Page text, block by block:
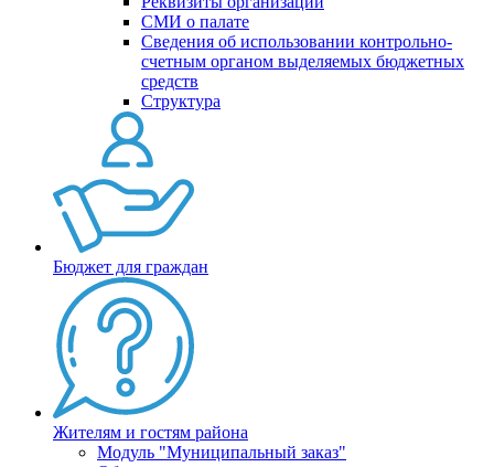
СМИ о палате
Сведения об использовании контрольно-
счетным органом выделяемых бюджетных
средств
Структура
Бюджет для граждан
Жителям и гостям района
Модуль "Муниципальный заказ"